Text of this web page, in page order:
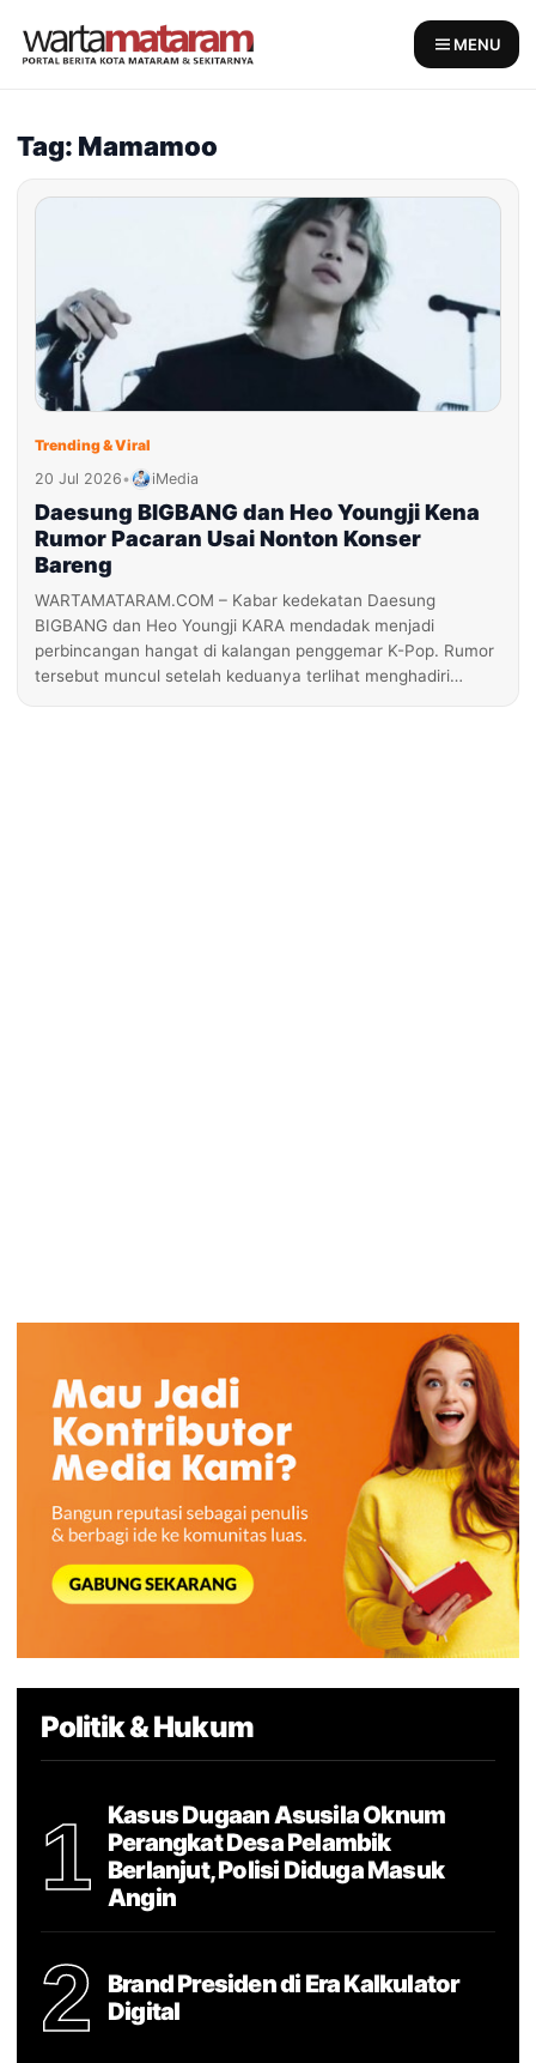
MENU
Tag: Mamamoo
Trending & Viral
20 Jul 2026• iMedia
Daesung BIGBANG dan Heo Youngji Kena
Rumor Pacaran Usai Nonton Konser
Bareng
WARTAMATARAM.COM – Kabar kedekatan Daesung
BIGBANG dan Heo Youngji KARA mendadak menjadi
perbincangan hangat di kalangan penggemar K-Pop. Rumor
tersebut muncul setelah keduanya terlihat menghadiri…
Politik & Hukum
1
Kasus Dugaan Asusila Oknum
Perangkat Desa Pelambik
Berlanjut, Polisi Diduga Masuk
Angin
2
Brand Presiden di Era Kalkulator
Digital